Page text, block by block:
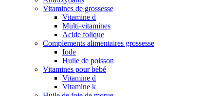
Vitamines de grossesse
Vitamine d
Multi-vitamines
Acide folique
Complements alimentaires grossesse
Iode
Huile de poisson
Vitamines pour bébé
Vitamine d
Vitamine k